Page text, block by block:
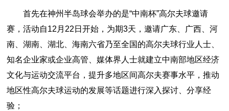
首先在神州半岛球会举办的是“中南杯”高尔夫球邀请
赛，活动自12月22日开始，为期3天，邀请广东、广西、河
南、湖南、湖北、海南六省乃至全国的高尔夫球行业人士、
知名企业家或企业高管、媒体界人士就建立中南部地区经济
文化与运动交流平台，提升多地区间高尔夫赛事水平，推动
地区性高尔夫球运动的发展等话题进行深入探讨、分享经
验；